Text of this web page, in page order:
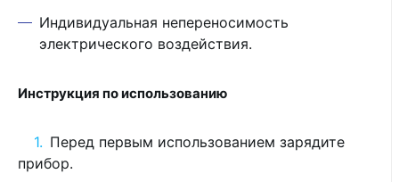
Индивидуальная непереносимость
электрического воздействия.
Инструкция по использованию
Перед первым использованием зарядите
прибор.